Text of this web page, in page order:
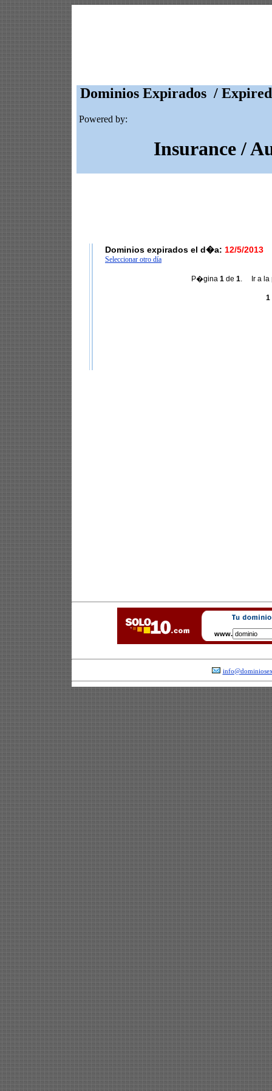
Dominios Expirados /
Powered by:
Insurance /
Dominios expirados el d�a: 12/5/2013
Seleccionar otro día
P�gina 1 de 1. Ir a la
1
www.